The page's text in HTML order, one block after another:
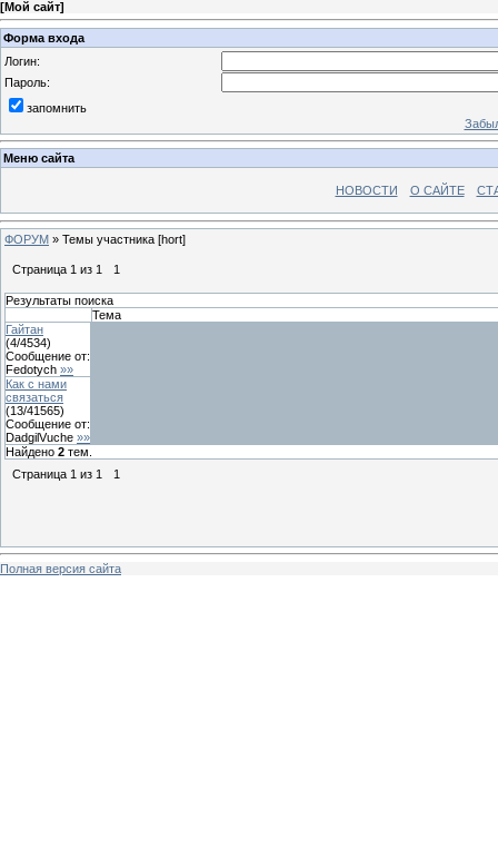
[Мой сайт]
Форма входа
Логин:
Пароль:
запомнить
Меню сайта
НОВОСТИ О САЙТЕ
ФОРУМ » Темы участника [hort]
Страница 1 из 1 1
Результаты поиска
Тема
Гайтан
(4/4534)
Сообщение от:
Fedotych »»
Как с нами
связаться
(13/41565)
Сообщение от:
DadgilVuche »»
Найдено 2 тем.
Страница 1 из 1 1
Полная версия сайта